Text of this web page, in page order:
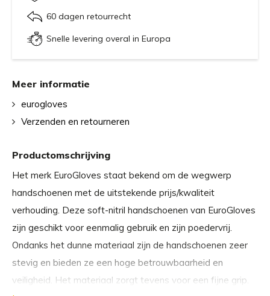
60 dagen retourrecht
Snelle levering overal in Europa
Productomschrijving
Het merk EuroGloves staat bekend om de wegwerp
handschoenen met de uitstekende prijs/kwaliteit
verhouding. Deze soft-nitril handschoenen van EuroGloves
zijn geschikt voor eenmalig gebruik en zijn poedervrij.
Ondanks het dunne materiaal zijn de handschoenen zeer
stevig en bieden ze een hoge betrouwbaarheid en
veiligheid. Het materiaal zorgt tevens voor een fijne grip.
Meer informatie
eurogloves
Verzenden en retourneren